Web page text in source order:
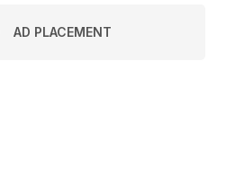
AD PLACEMENT